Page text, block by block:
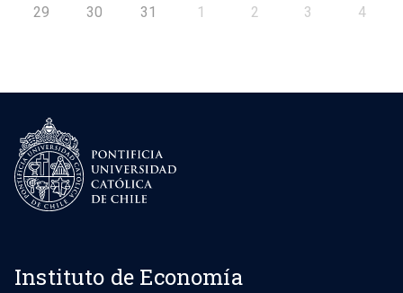
29 30 31 1 2 3 4
Instituto de Economía